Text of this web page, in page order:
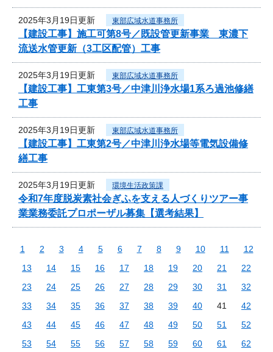
2025年3月19日更新 東部広域水道事務所
【建設工事】施工可第8号／既設管更新事業 東濃下
流送水管更新（3工区配管）工事
2025年3月19日更新 東部広域水道事務所
【建設工事】工東第3号／中津川浄水場1系ろ過池修繕
工事
2025年3月19日更新 東部広域水道事務所
【建設工事】工東第2号／中津川浄水場等電気設備修
繕工事
2025年3月19日更新 環境生活政策課
令和7年度脱炭素社会ぎふを支える人づくりツアー事
業業務委託プロポーザル募集【選考結果】
1 2 3 4 5 6 7 8 9 10 11
12
13
14 15 16 17 18 19 20 21
22
23
24 25 26 27 28 29 30 31
32
33
34 35 36 37 38 39 40 41
42
43
44 45 46 47 48 49 50 51
52
53
54 55 56 57 58 59 60 61
62